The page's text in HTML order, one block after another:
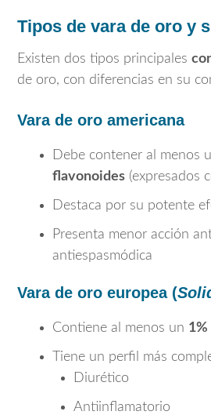
Tipos de vara de oro y
Existen dos tipos principales
de oro, con diferencias en su
Vara de oro americana
Debe contener al menos
flavonoides (expresados
Destaca por su potente
Presenta menor acción
antiespasmódica
Vara de oro europea (
Contiene al menos un
Tiene un perfil más
Diurético
Antiinflamatorio